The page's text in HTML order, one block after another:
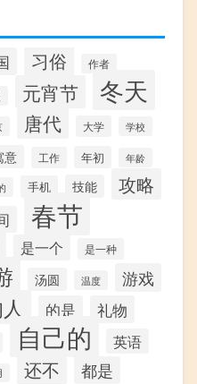
习俗 作者
元宵节 冬天
唐代 大学 学校
意 工作 年初 年龄
手机 技能 攻略
春节
是一个 是一种
汤圆 温度
游戏
的是 礼物
自己的 英语
还不 都是